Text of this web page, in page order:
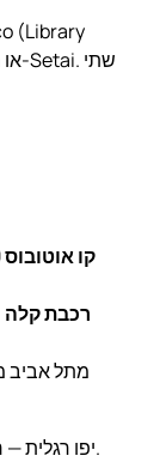
קו אוטובוס 10
רכבת קלה
יפו רגלית — רוב מקומות הביקור 5-15 דקות הליכה זה מזה.